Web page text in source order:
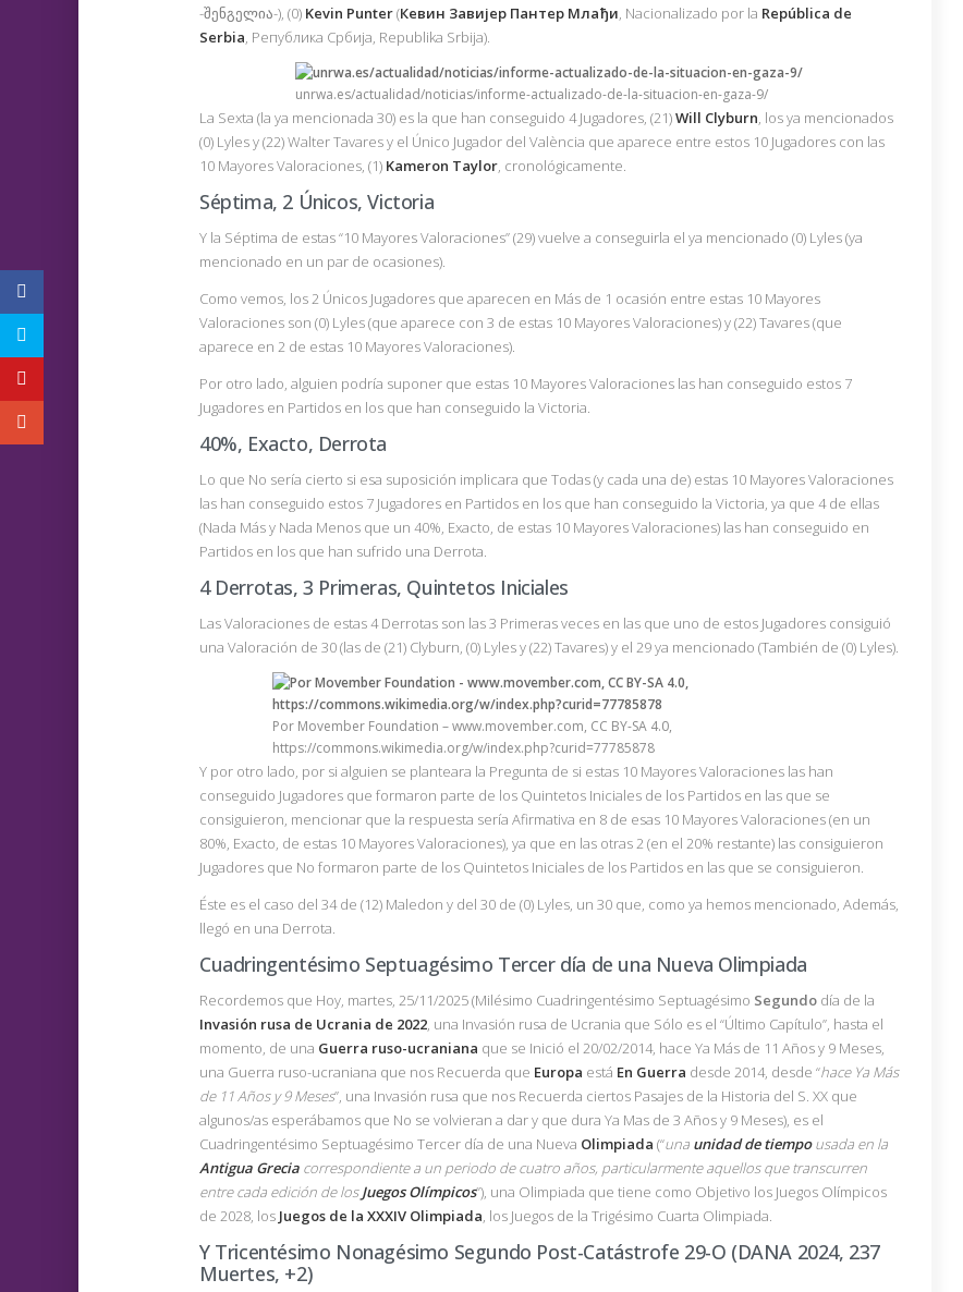
-შენგელია-), (0) Kevin Punter(Кевин Завијер Пантер Млађи, Nacionalizado por la República de
Serbia, Република Србија, Republika Srbija).
unrwa.es/actualidad/noticias/informe-actualizado-de-la-situacion-en-gaza-9/
La Sexta (la ya mencionada 30) es la que han conseguido 4 Jugadores, (21)Will Clyburn, los ya mencionados
(0) Lyles y (22) Walter Tavares y el Único Jugador del València que aparece entre estos 10 Jugadores con las
10 Mayores Valoraciones, (1) Kameron Taylor, cronológicamente.
Séptima, 2 Únicos, Victoria
Y la Séptima de estas “10 Mayores Valoraciones” (29) vuelve a conseguirla el ya mencionado (0) Lyles (ya
mencionado en un par de ocasiones).
Como vemos, los 2 Únicos Jugadores que aparecen en Más de 1 ocasión entre estas 10 Mayores
Valoraciones son (0) Lyles (que aparece con 3 de estas 10 Mayores Valoraciones) y (22) Tavares (que
aparece en 2 de estas 10 Mayores Valoraciones).
Por otro lado, alguien podría suponer que estas 10 Mayores Valoraciones las han conseguido estos 7
Jugadores en Partidos en los que han conseguido la Victoria.
40%, Exacto, Derrota
Lo que No sería cierto si esa suposición implicara que Todas (y cada una de) estas 10 Mayores Valoraciones
las han conseguido estos 7 Jugadores en Partidos en los que han conseguido la Victoria, ya que 4 de ellas
(Nada Más y Nada Menos que un 40%, Exacto, de estas 10 Mayores Valoraciones) las han conseguido en
Partidos en los que han sufrido una Derrota.
4 Derrotas, 3 Primeras, Quintetos Iniciales
Las Valoraciones de estas 4 Derrotas son las 3 Primeras veces en las que uno de estos Jugadores consiguió
una Valoración de 30 (las de (21) Clyburn, (0) Lyles y (22) Tavares) y el 29 ya mencionado (También de (0) Lyles).
Por Movember Foundation – www.movember.com, CC BY-SA 4.0,
https://commons.wikimedia.org/w/index.php?curid=77785878
Y por otro lado, por si alguien se planteara la Pregunta de si estas 10 Mayores Valoraciones las han
conseguido Jugadores que formaron parte de los Quintetos Iniciales de los Partidos en las que se
consiguieron, mencionar que la respuesta sería Afirmativa en 8 de esas 10 Mayores Valoraciones (en un
80%, Exacto, de estas 10 Mayores Valoraciones), ya que en las otras 2 (en el 20% restante) las consiguieron
Jugadores que No formaron parte de los Quintetos Iniciales de los Partidos en las que se consiguieron.
Éste es el caso del 34 de (12) Maledon y del 30 de (0) Lyles, un 30 que, como ya hemos mencionado, Además,
llegó en una Derrota.
Cuadringentésimo Septuagésimo Tercer día de una Nueva Olimpiada
Recordemos que Hoy, martes, 25/11/2025 (Milésimo Cuadringentésimo Septuagésimo Segundo día de la
Invasión rusa de Ucrania de 2022, una Invasión rusa de Ucrania que Sólo es el “Último Capítulo”, hasta el
momento, de una Guerra ruso-ucraniana que se Inició el 20/02/2014, hace Ya Más de 11 Años y 9 Meses,
una Guerra ruso-ucraniana que nos Recuerda que Europa está En Guerra desde 2014, desde “hace Ya Más
de 11 Años y 9 Meses”, una Invasión rusa que nos Recuerda ciertos Pasajes de la Historia del S. XX que
algunos/as esperábamos que No se volvieran a dar y que dura Ya Mas de 3 Años y 9 Meses), es el
Cuadringentésimo Septuagésimo Tercer día de una Nueva Olimpiada (“una unidad de tiempousada en la
Antigua Grecia correspondiente a un periodo de cuatro años, particularmente aquellos que transcurren
entre cada edición de losJuegos Olímpicos”), una Olimpiada que tiene como Objetivo los Juegos Olímpicos
de 2028, los Juegos de la XXXIV Olimpiada, los Juegos de la Trigésimo Cuarta Olimpiada.
Y Tricentésimo Nonagésimo Segundo Post-Catástrofe 29-O (DANA 2024, 237
Muertes, +2)